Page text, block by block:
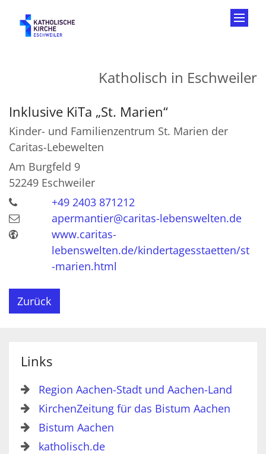
Katholisch in Eschweiler
Inklusive KiTa „St. Marien“
Kinder- und Familienzentrum St. Marien der
Caritas-Lebewelten
Am Burgfeld 9
52249 Eschweiler
+49 2403 871212
apermantier@caritas-lebenswelten.de
www.caritas-
lebenswelten.de/kindertagesstaetten/st
-marien.html
Zurück
Links
Region Aachen-Stadt und Aachen-Land
KirchenZeitung für das Bistum Aachen
Bistum Aachen
katholisch.de